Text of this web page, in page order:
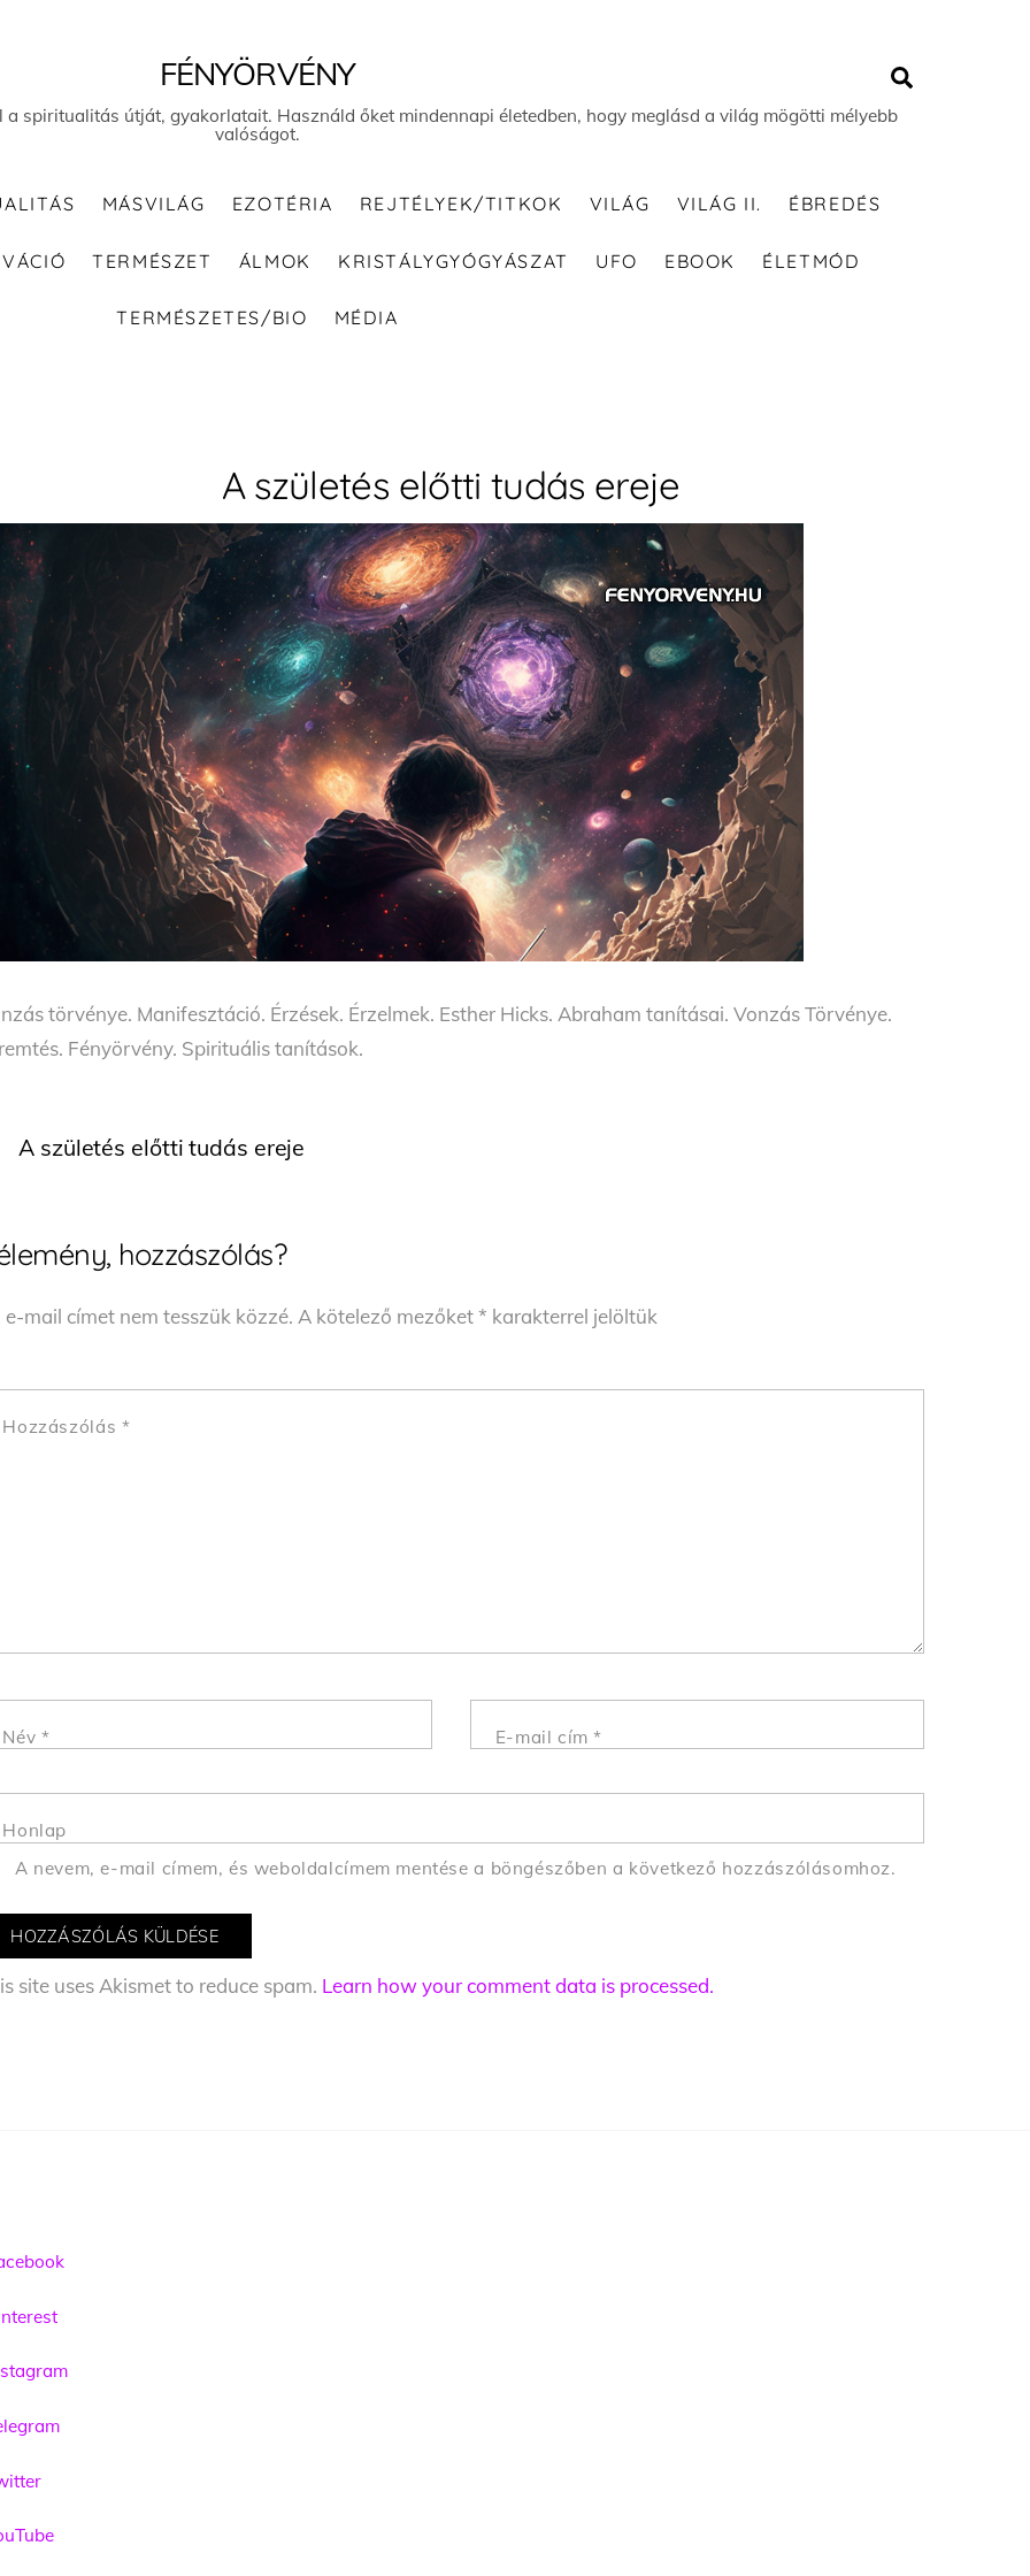
FÉNYÖRVÉNY
a spiritualitás útját, gyakorlatait. Használd őket mindennapi életedben, hogy meglásd a világ mögötti mélyebb
valóságot.
MÁSVILÁG EZOTÉRIA REJTÉLYEK/TITKOK VILÁG VILÁG II. ÉBREDÉS
TERMÉSZET ÁLMOK KRISTÁLYGYÓGYÁSZAT UFO EBOOK ÉLETMÓD
TERMÉSZETES/BIO MÉDIA
A születés előtti tudás ereje
törvénye. Manifesztáció. Érzések. Érzelmek. Esther Hicks. Abraham tanításai. Vonzás Törvénye.
Fényörvény. Spirituális tanítások.
A születés előtti tudás ereje
hozzászólás?
e-mail címet nem tesszük közzé. A kötelező mezőket* karakterrel jelöltük
Hozzászólás *
Név * E-mail cím*
Honlap
A nevem, e-mail címem, és weboldalcímem mentése a böngészőben a következő hozzászólásomhoz.
site uses Akismet to reduce spam. Learn how your comment data is processed.